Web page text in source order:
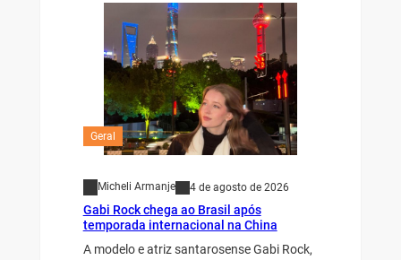
Geral
Micheli Armanje 4 de agosto de 2026
Gabi Rock chega ao Brasil após
temporada internacional na China
A modelo e atriz santarosense Gabi Rock,